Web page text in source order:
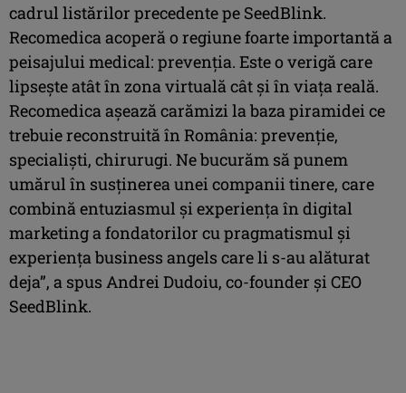
cadrul listărilor precedente pe SeedBlink.
Recomedica acoperă o regiune foarte importantă a
peisajului medical: prevenția. Este o verigă care
lipsește atât în zona virtuală cât și în viața reală.
Recomedica așează carămizi la baza piramidei ce
trebuie reconstruită în România: prevenție,
specialiști, chirurugi. Ne bucurăm să punem
umărul în susținerea unei companii tinere, care
combină entuziasmul și experiența în digital
marketing a fondatorilor cu pragmatismul și
experiența business angels care li s-au alăturat
deja”, a spus Andrei Dudoiu, co-founder și CEO
SeedBlink.